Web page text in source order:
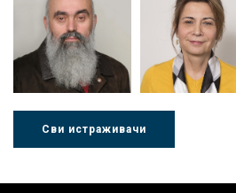
Др Миша
Стојадиновић
Зоран
Милошевић
Сви истраживачи